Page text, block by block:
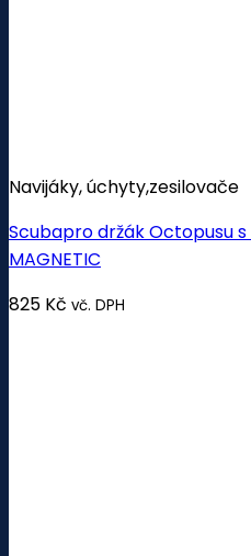
Navijáky, úchyty,zesilovače
Scubapro držák Octopusu s
MAGNETIC
825 Kč vč. DPH